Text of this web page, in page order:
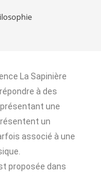
La Sapinière
à des
une
un
associé à une
proposée dans